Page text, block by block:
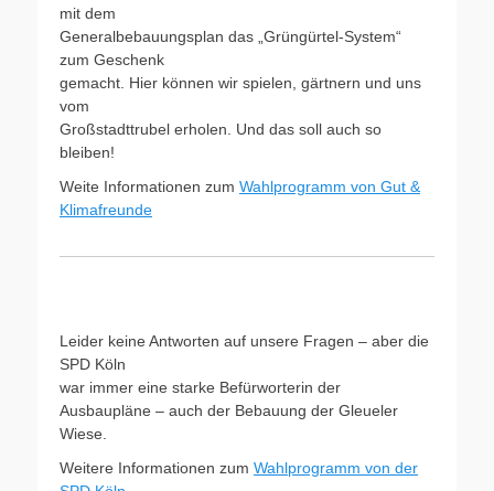
mit dem
Generalbebauungsplan das „Grüngürtel-System“
zum Geschenk
gemacht. Hier können wir spielen, gärtnern und uns
vom
Großstadttrubel erholen. Und das soll auch so
bleiben!
Weite Informationen zum Wahlprogramm von Gut &
Klimafreunde
Leider keine Antworten auf unsere Fragen – aber die
SPD Köln
war immer eine starke Befürworterin der
Ausbaupläne – auch der Bebauung der Gleueler
Wiese.
Weitere Informationen zum Wahlprogramm von der